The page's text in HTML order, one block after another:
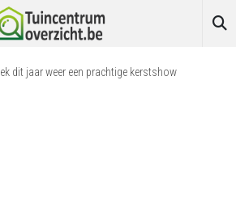
dit jaar weer een prachtige kerstshow